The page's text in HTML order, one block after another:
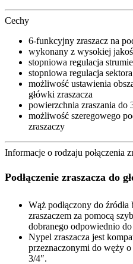
Cechy
6-funkcyjny zraszacz na
wykonany z wysokiej
stopniowa regulacja
stopniowa regulacja
możliwość ustawienia
główki zraszacza
powierzchnia zraszania do
możliwość szeregowego
zraszaczy
Informacje o rodzaju połączenia
Podłączenie zraszacza do
Wąż podłączony do
zraszaczem za pomocą
dobranego odpowiednio
Nypel zraszacza jest
przeznaczonymi do węży
3/4″.